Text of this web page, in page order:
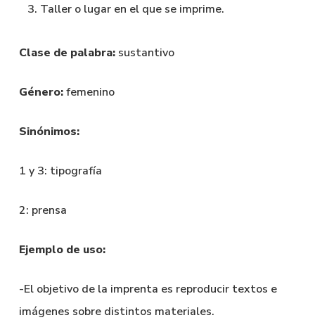
Taller o lugar en el que se imprime.
Clase de palabra:sustantivo
Género:femenino
Sinónimos:
1 y 3: tipografía
2: prensa
Ejemplo de uso:
-El objetivo de la imprenta es reproducir textos e
imágenes sobre distintos materiales.